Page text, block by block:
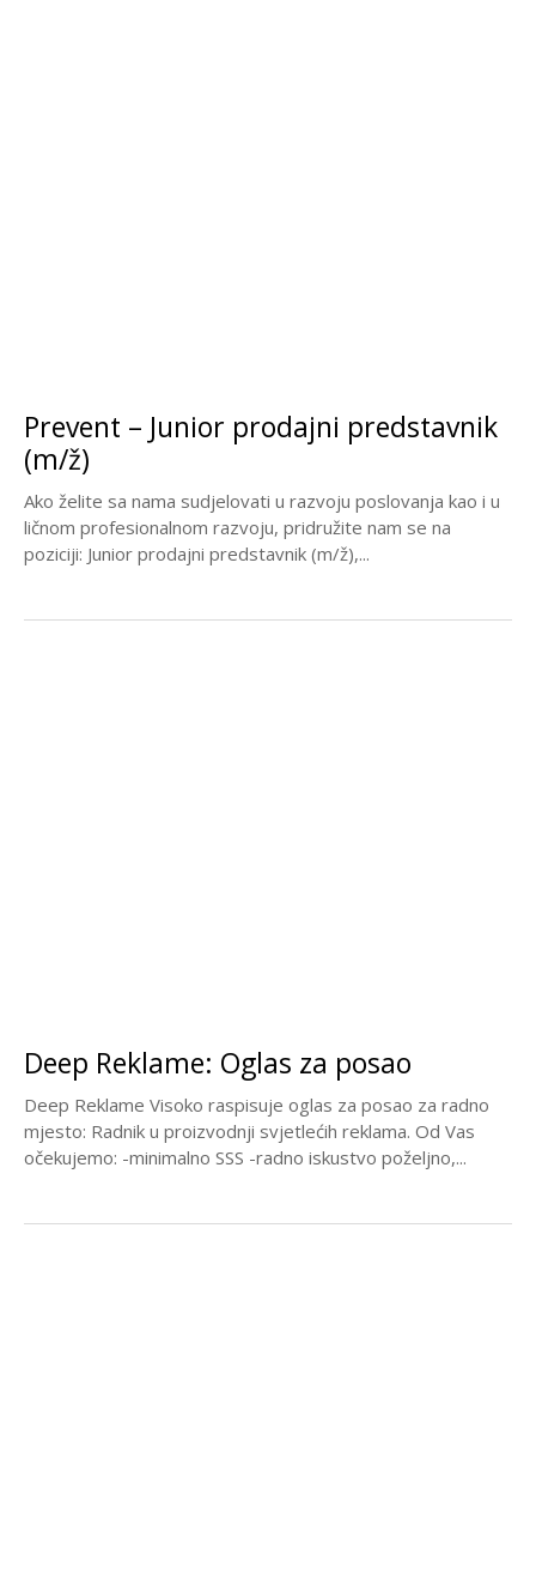
Prevent – Junior prodajni predstavnik
(m/ž)
Ako želite sa nama sudjelovati u razvoju poslovanja kao i u
ličnom profesionalnom razvoju, pridružite nam se na
poziciji: Junior prodajni predstavnik (m/ž),...
Deep Reklame: Oglas za posao
Deep Reklame Visoko raspisuje oglas za posao za radno
mjesto: Radnik u proizvodnji svjetlećih reklama. Od Vas
očekujemo: -minimalno SSS -radno iskustvo poželjno,...